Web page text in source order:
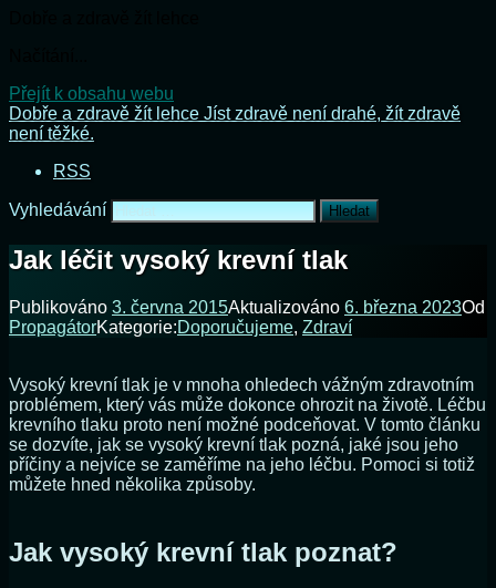
Přejít k obsahu webu
Dobře a zdravě žít lehce Jíst zdravě není drahé, žít zdravě
není těžké.
RSS
Vyhledávání
Jak léčit vysoký krevní tlak
Publikováno 3. června 2015Aktualizováno 6. března 2023Od
PropagátorKategorie:Doporučujeme, Zdraví
Vysoký krevní tlak je v mnoha ohledech vážným zdravotním
problémem, který vás může dokonce ohrozit na životě. Léčbu
krevního tlaku proto není možné podceňovat. V tomto článku
se dozvíte, jak se vysoký krevní tlak pozná, jaké jsou jeho
příčiny a nejvíce se zaměříme na jeho léčbu. Pomoci si totiž
můžete hned několika způsoby.
Jak vysoký krevní tlak poznat?